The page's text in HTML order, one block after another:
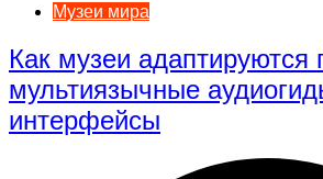
Музеи мира
Как музеи адаптируются
мультиязычные
интерфейсы